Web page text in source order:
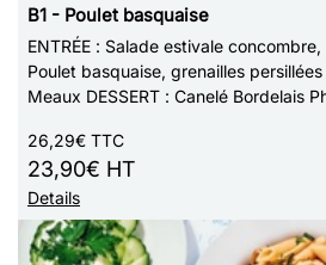
B1 - Poulet basquaise
ENTRÉE : Salade estivale
Poulet basquaise, grenailles
Meaux DESSERT : Canelé Bordelais
26,29€ TTC
23,90€ HT
Details